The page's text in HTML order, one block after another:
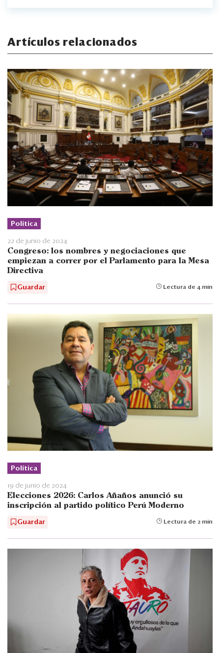
Artículos relacionados
Política
22 de junio de 2024
Congreso: los nombres y negociaciones que
empiezan a correr por el Parlamento para la Mesa
Directiva
Guardar Lectura de 4 min
Política
19 de junio de 2024
Elecciones 2026: Carlos Añaños anunció su
inscripción al partido político Perú Moderno
Guardar Lectura de 2 min